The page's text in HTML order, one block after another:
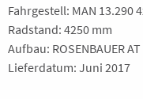
Fahrgestell: MAN 13.290
Radstand: 4250 mm
Aufbau: ROSENBAUER AT
Lieferdatum: Juni 2017